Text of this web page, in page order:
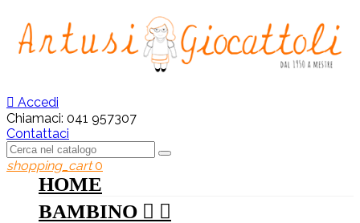
 Accedi
Chiamaci: 041 957307
Contattaci
shopping_cart 0
HOME
BAMBINO  